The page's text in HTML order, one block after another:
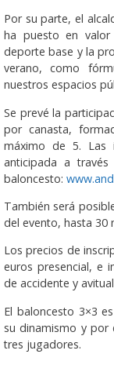
Por su parte, el
ha puesto en
deporte base y la
verano, como
nuestros espacios
Se prevé la
por canasta,
máximo de 5. Las
anticipada a
baloncesto:
También será
del evento, hasta 30
Los precios de
euros presencial, e
de accidente y
El baloncesto 3×3
su dinamismo y por
tres jugadores.